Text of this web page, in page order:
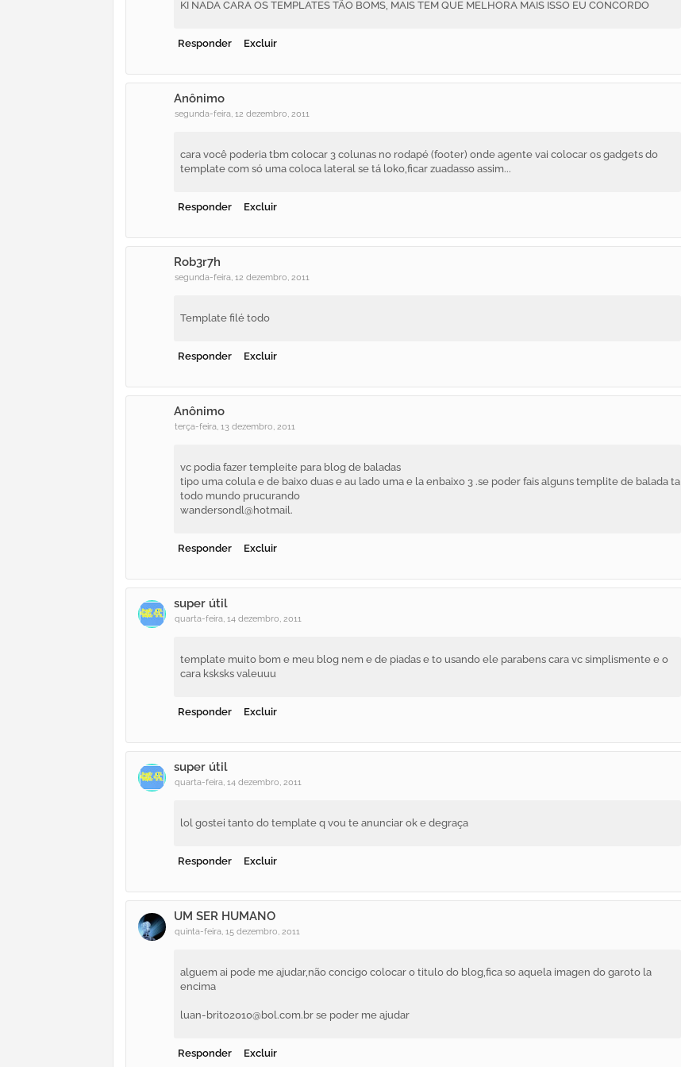
KI NADA CARA OS TEMPLATES TÃO BOMS, MAIS TEM QUE MELHORA MAIS ISSO EU CONCORDO
Responder Excluir
Anônimo
segunda-feira, 12 dezembro, 2011
cara você poderia tbm colocar 3 colunas no rodapé (footer) onde agente vai colocar os gadgets do
template com só uma coloca lateral se tá loko,ficar zuadasso assim...
Responder Excluir
Rob3r7h
segunda-feira, 12 dezembro, 2011
Template filé todo
Responder Excluir
Anônimo
terça-feira, 13 dezembro, 2011
vc podia fazer templeite para blog de baladas
tipo uma colula e de baixo duas e au lado uma e la enbaixo 3 .se poder fais alguns templite de balada ta
todo mundo prucurando
wandersondl@hotmail.
Responder Excluir
super útil
quarta-feira, 14 dezembro, 2011
template muito bom e meu blog nem e de piadas e to usando ele parabens cara vc simplismente e o
cara ksksks valeuuu
Responder Excluir
super útil
quarta-feira, 14 dezembro, 2011
lol gostei tanto do template q vou te anunciar ok e degraça
Responder Excluir
UM SER HUMANO
quinta-feira, 15 dezembro, 2011
alguem ai pode me ajudar,não concigo colocar o titulo do blog,fica so aquela imagen do garoto la
encima
luan-brito2010@bol.com.br se poder me ajudar
Responder Excluir